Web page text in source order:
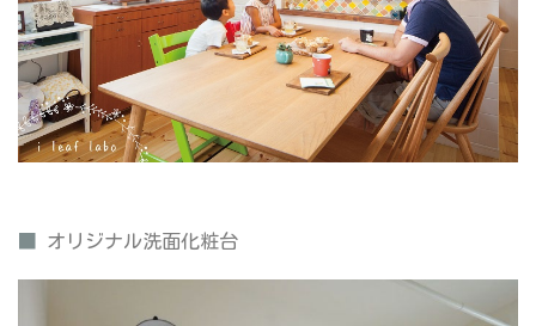
オリジナル洗面化粧台